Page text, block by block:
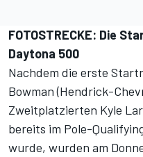
FOTOSTRECKE: Die
Daytona 500
Nachdem die erste
Bowman (Hendrick-
Zweitplatzierten Kyle
bereits im Pole-
wurde, wurden am